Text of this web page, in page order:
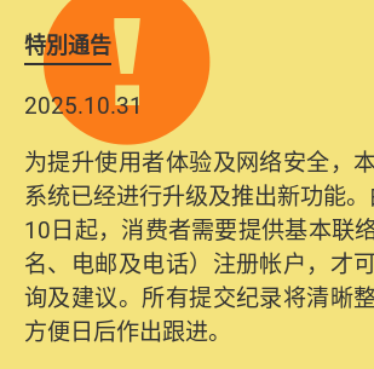
特別通告
2025.10.31
为提升使用者体验及网络安全，
系统已经进行升级及推出新功能
10日起，消费者需要提供基本联
名、电邮及电话）注册帐户，才
询及建议。所有提交纪录将清晰
方便日后作出跟进。